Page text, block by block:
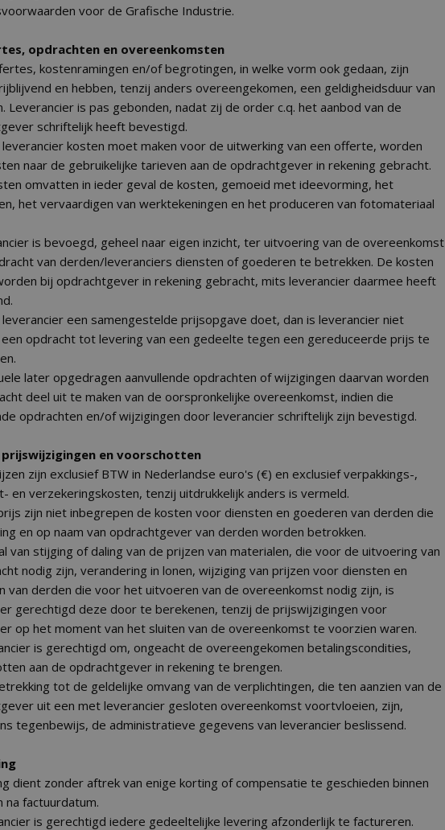
voor de Grafische Industrie.
opdrachten en overeenkomsten
kostenramingen en/of begrotingen, in welke vorm ook gedaan, zijn
en hebben, tenzij anders overeengekomen, een geldigheidsduur van
Leverancier is pas gebonden, nadat zij de order c.q. het aanbod van de
schriftelijk heeft bevestigd.
kosten moet maken voor de uitwerking van een offerte, worden
naar de gebruikelijke tarieven aan de opdrachtgever in rekening gebracht.
omvatten in ieder geval de kosten, gemoeid met ideevorming, het
het vervaardigen van werktekeningen en het produceren van fotomateriaal
is bevoegd, geheel naar eigen inzicht, ter uitvoering van de overeenkomst
van derden/leveranciers diensten of goederen te betrekken. De kosten
bij opdrachtgever in rekening gebracht, mits leverancier daarmee heeft
leverancier een samengestelde prijsopgave doet, dan is leverancier niet
opdracht tot levering van een gedeelte tegen een gereduceerde prijs te
later opgedragen aanvullende opdrachten of wijzigingen daarvan worden
deel uit te maken van de oorspronkelijke overeenkomst, indien die
opdrachten en/of wijzigingen door leverancier schriftelijk zijn bevestigd.
prijswijzigingen en voorschotten
zijn exclusief BTW in Nederlandse euro's (€) en exclusief verpakkings-,
en verzekeringskosten, tenzij uitdrukkelijk anders is vermeld.
zijn niet inbegrepen de kosten voor diensten en goederen van derden die
en op naam van opdrachtgever van derden worden betrokken.
van stijging of daling van de prijzen van materialen, die voor de uitvoering van
nodig zijn, verandering in lonen, wijziging van prijzen voor diensten en
van derden die voor het uitvoeren van de overeenkomst nodig zijn, is
gerechtigd deze door te berekenen, tenzij de prijswijzigingen voor
op het moment van het sluiten van de overeenkomst te voorzien waren.
is gerechtigd om, ongeacht de overeengekomen betalingscondities,
aan de opdrachtgever in rekening te brengen.
tot de geldelijke omvang van de verplichtingen, die ten aanzien van de
uit een met leverancier gesloten overeenkomst voortvloeien, zijn,
tegenbewijs, de administratieve gegevens van leverancier beslissend.
dient zonder aftrek van enige korting of compensatie te geschieden binnen
na factuurdatum.
is gerechtigd iedere gedeeltelijke levering afzonderlijk te factureren.